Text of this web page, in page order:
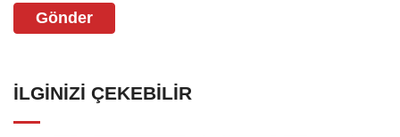
Gönder
İLGINIZI ÇEKEBILIR